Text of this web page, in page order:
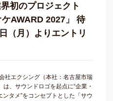
初のプロジェクト
ケAWARD 2027」 待
（月）よりエントリ
社エクシング（本社：名古屋市瑞
、サウンドロゴを起点に“企業・
タメ”をコンセプトとした「サウ